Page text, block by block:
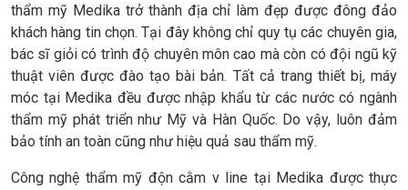
thẩm mỹ Medika trở thành địa chỉ làm đẹp được đông đảo
khách hàng tin chọn. Tại đây không chỉ quy tụ các chuyên gia,
bác sĩ giỏi có trình độ chuyên môn cao mà còn có đội ngũ kỹ
thuật viên được đào tạo bài bản. Tất cả trang thiết bị, máy
móc tại Medika đều được nhập khẩu từ các nước có ngành
thẩm mỹ phát triển như Mỹ và Hàn Quốc. Do vậy, luôn đảm
bảo tính an toàn cũng như hiệu quả sau thẩm mỹ.
Công nghệ thẩm mỹ độn cằm v line tại Medika được thực